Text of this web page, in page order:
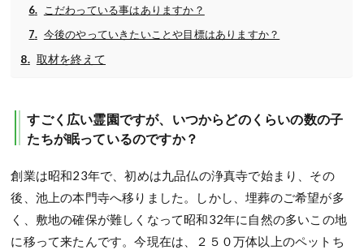
こだわっている事はありますか？
今後のやっていきたいことや目標はありますか？
取材を終えて
すごく広い霊園ですが、いつからどのくらいの数の子
たちが眠っているのですか？
創業は昭和23年で、初めは九品仏の浄真寺で始まり、その
後、池上の本門寺へ移りました。しかし、埋葬のご希望が多
く、敷地の確保が難しくなって昭和32年に自然の多いこの地
に移って来たんです。今現在は、２５０万体以上のペットち